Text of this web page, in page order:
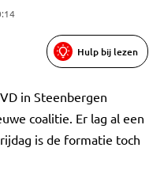
Hulp bij lezen
in Steenbergen
coalitie. Er lag al een
is de formatie toch